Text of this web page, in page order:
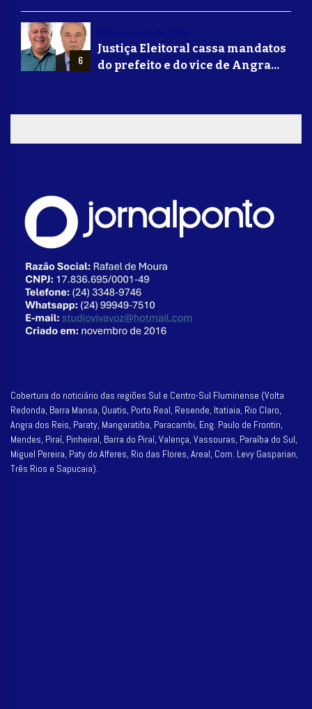
para lutar na guerra da Ucrânia
6
Justiça Eleitoral cassa mandatos
do prefeito e do vice de Angra
Cobertura do noticiário das regiões Sul e Centro-Sul Fluminense (Volta
Redonda, Barra Mansa, Quatis, Porto Real, Resende, Itatiaia, Rio Claro,
Angra dos Reis, Paraty, Mangaratiba, Paracambi, Eng. Paulo de Frontin,
Mendes, Piraí, Pinheiral, Barra do Piraí, Valença, Vassouras, Paraíba do Sul,
Miguel Pereira, Paty do Alferes, Rio das Flores, Areal, Com. Levy Gasparian,
Três Rios e Sapucaia).